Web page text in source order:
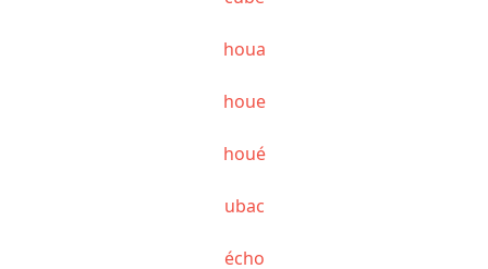
houa
houe
houé
ubac
écho